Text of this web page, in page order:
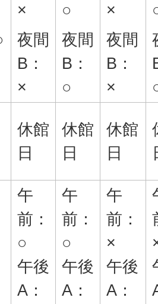
×
夜間
B：
×
○
夜間
B：
○
×
夜間
B：
×
休館
日
休館
日
休館
日
午
前：
○
午後
A：
午
前：
○
午後
A：
午
前：
×
午後
A：